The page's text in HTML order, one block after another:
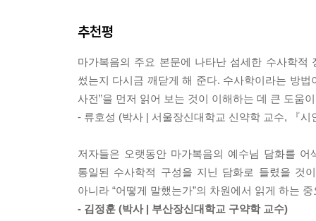
명백히 내레이터는, 예수님이 종교 지도자들과의
는 명백히 동일한 강화에 속한 수사학적 자료, 즉
화로부터의 분리이다. 다시 말하면, 이차적 수사
---p.114
은 따라서 의도적으로 축소된다(씨 뿌리는 사람은
받을 때 발휘하는 능력을 강조하기 위한 것이다.
좋은 땅이 마가복음에서 치유받은 자들을 상징한
받은 자들은 예수님의 추가 작업 없이도 지속적
추천평
마가복음의 주요 본문에 나타난 섬세한 수사학
썼는지 다시금 깨닫게 해 준다. 수사학이라는 방
사전”을 먼저 읽어 보는 것이 이해하는 데 큰 도움
- 류호성 (박사 | 서울장신대학교 신약학 교수, 『시
저자들은 오랫동안 마가복음의 예수님 담화를
통일된 수사학적 구성을 지닌 담화로 들렸을 것
아니라 “어떻게 말했는가”의 차원에서 읽게 하는
- 김정훈 (박사 | 부산장신대학교 구약학 교수)